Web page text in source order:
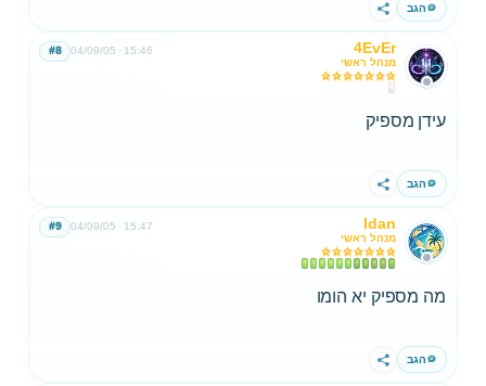
הגב שתף
4EvEr
מנהל ראשי
04/09/05 15:46
#8
עידן מספיק
הגב שתף
Idan
מנהל ראשי
04/09/05 15:47
#9
מה מספיק יא הומו
הגב שתף